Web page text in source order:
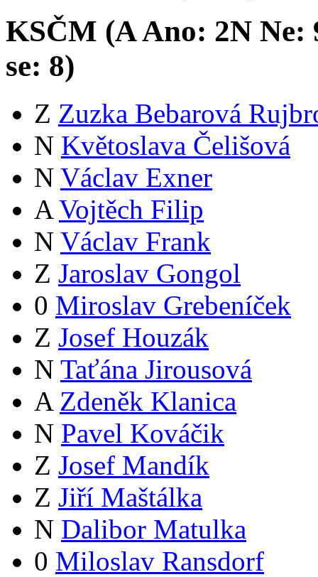
KSČM (AAno: 2N Ne:
se: 8)
Z Zuzka Bebarová
N Květoslava Čelišová
N Václav Exner
A Vojtěch Filip
N Václav Frank
Z Jaroslav Gongol
0 Miroslav Grebeníček
Z Josef Houzák
N Taťána Jirousová
A Zdeněk Klanica
N Pavel Kováčik
Z Josef Mandík
Z Jiří Maštálka
N Dalibor Matulka
0 Miloslav Ransdorf